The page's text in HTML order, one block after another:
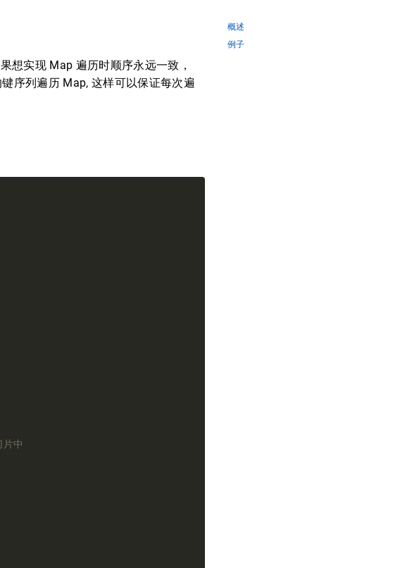
想实现 Map 遍历时顺序永远一致，
序列遍历 Map, 这样可以保证每次遍
概述
例子